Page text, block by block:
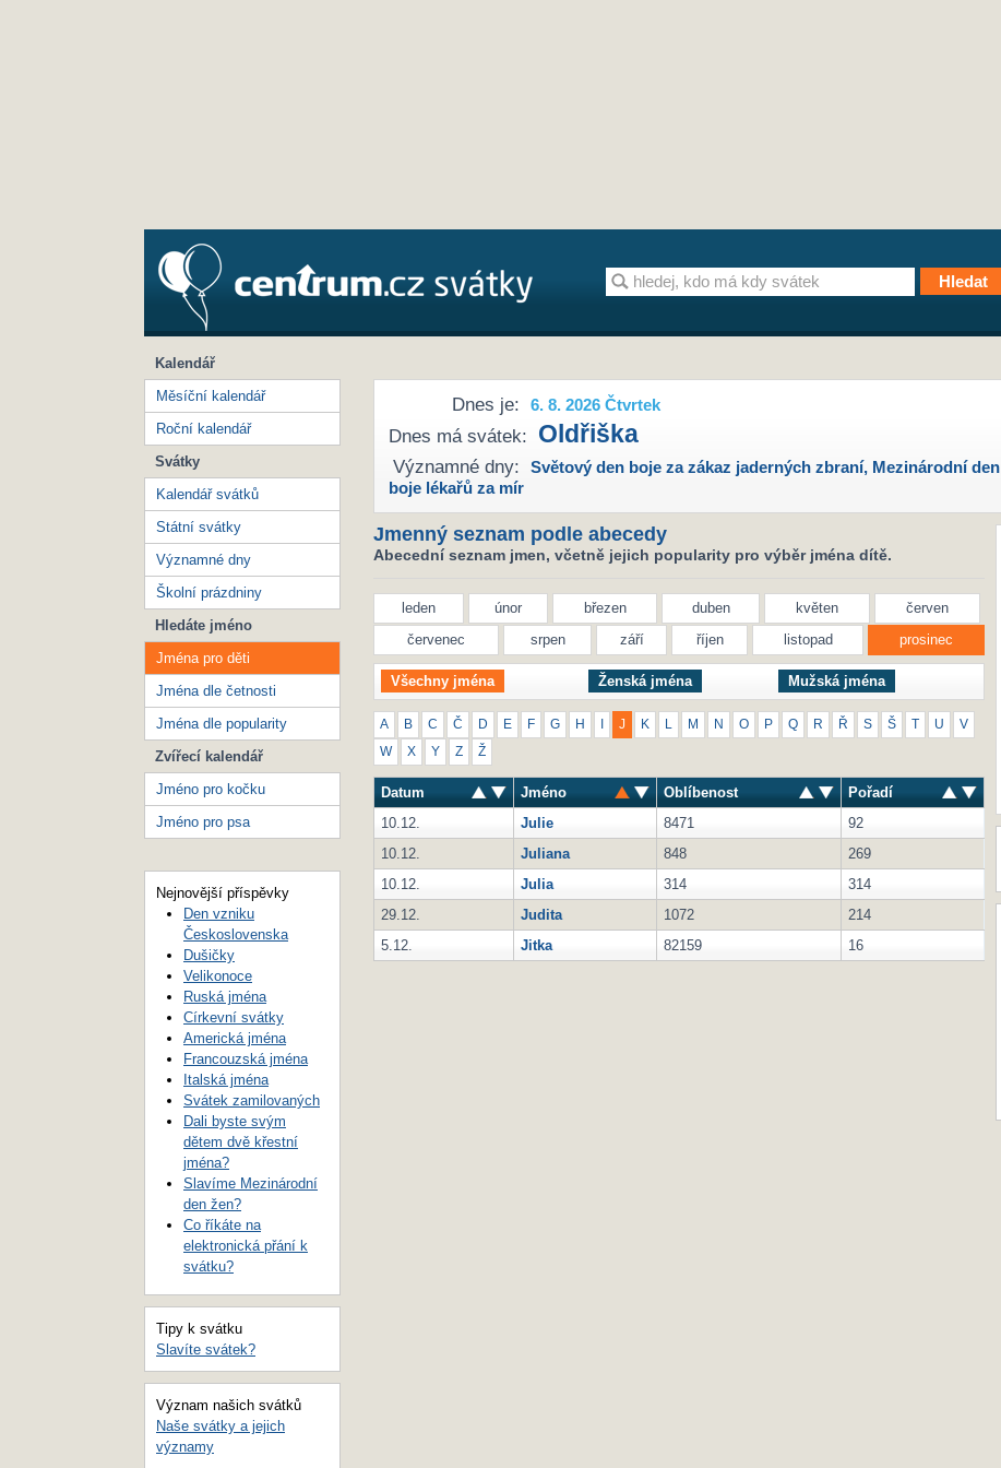
Dnes je: 6. 8. 2026 Čtvrtek
Dnes má svátek: Oldřiška
Významné dny: Světový den boje za zákaz jaderných zbraní, Mezinárodní den
boje lékařů za mír
Jmenný seznam podle abecedy
Abecední seznam jmen, včetně jejich popularity pro výběr jména dítě.
leden únor březen duben květen
červen
červenec
srpen září říjen listopad prosinec
Všechny jména Ženská jména Mužská jména
A B C Č D E F G H J K M N O P Q R Ř S Š T U V
W X Y Z Ž
Datum Jméno Oblíbenost
Pořadí
10.12.
Julie 8471
92
10.12.
Juliana 848
269
10.12.
Julia 314
314
29.12.
Judita 1072
214
5.12.
Jitka 82159 16
Kalendář
Měsíční kalendář
Roční kalendář
Svátky
Kalendář svátků
Státní svátky
Významné dny
Školní prázdniny
Hledáte jméno
Jména pro děti
Jména dle četnosti
Jména dle popularity
Zvířecí kalendář
Jméno pro kočku
Jméno pro psa
Nejnovější příspěvky
Den vzniku
Československa
Dušičky
Velikonoce
Ruská jména
Církevní svátky
Americká jména
Francouzská jména
Italská jména
Svátek zamilovaných
Dali byste svým
dětem dvě křestní
jména?
Slavíme Mezinárodní
den žen?
Co říkáte na
elektronická přání k
svátku?
Tipy k svátku
Slavíte svátek?
Význam našich svátků
Naše svátky a jejich
významy